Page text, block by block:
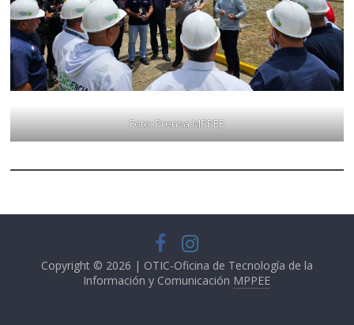
Foto: Prensa MPPEE
Copyright © 2026 | OTIC-Oficina de Tecnología de la
Información y Comunicación MPPEE